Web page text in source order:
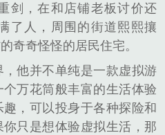
剑，在和店铺老板讨价还
了人，周围的街道熙熙攘
奇奇怪怪的居民住宅。
他并不单纯是一款虚拟游
万花筒般丰富的生活体验
，可以投身于各种探险和
只是想体验虚拟生活，那